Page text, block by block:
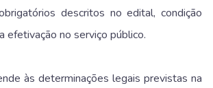
descritos no edital, condição
efetivação no serviço público.
às determinações legais previstas na